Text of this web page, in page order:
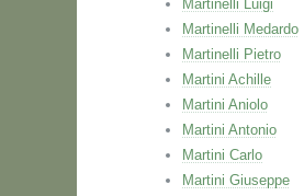
Martinelli Luigi
Martinelli Medardo
Martinelli Pietro
Martini Achille
Martini Aniolo
Martini Antonio
Martini Carlo
Martini Giuseppe